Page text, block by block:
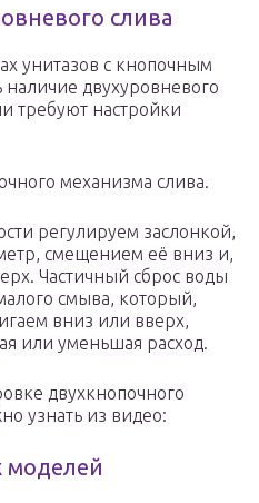
слива
унитазов с кнопочным
двухуровневого
требуют настройки
механизма слива.
регулируем заслонкой,
смещением её вниз и,
Частичный сброс воды
смыва, который,
вниз или вверх,
или уменьшая расход.
двухкнопочного
узнать из видео:
моделей